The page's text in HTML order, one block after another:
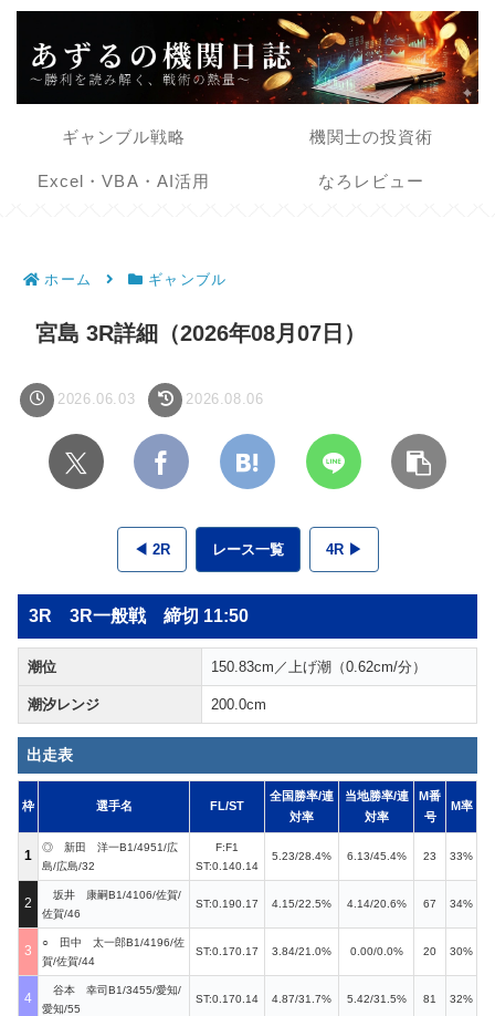
ギャンブル戦略 機関士の投資術
Excel・VBA・AI活用 なろレビュー
ホーム ギャンブル
宮島 3R詳細（2026年08月07日）
2026.06.03 2026.08.06
◀ 2R レース一覧 4R ▶
3R 3R一般戦 締切 11:50
潮位 150.83cm／上げ潮（0.62cm/分）
潮汐レンジ 200.0cm
出走表
枠 選手名 FL/ST
全国勝率/連
対率
当地勝率/連
対率
M番
号
M率
1
◎ 新田 洋一B1/4951/広
島/広島/32
F:F1
ST:0.140.14
5.23/28.4% 6.13/45.4% 23 33%
2
坂井 康嗣B1/4106/佐賀/
佐賀/46
ST:0.190.17 4.15/22.5% 4.14/20.6% 67 34%
3
○ 田中 太一郎B1/4196/佐
賀/佐賀/44
ST:0.170.17 3.84/21.0% 0.00/0.0% 20 30%
4
谷本 幸司B1/3455/愛知/
愛知/55
ST:0.170.14 4.87/31.7% 5.42/31.5% 81 32%